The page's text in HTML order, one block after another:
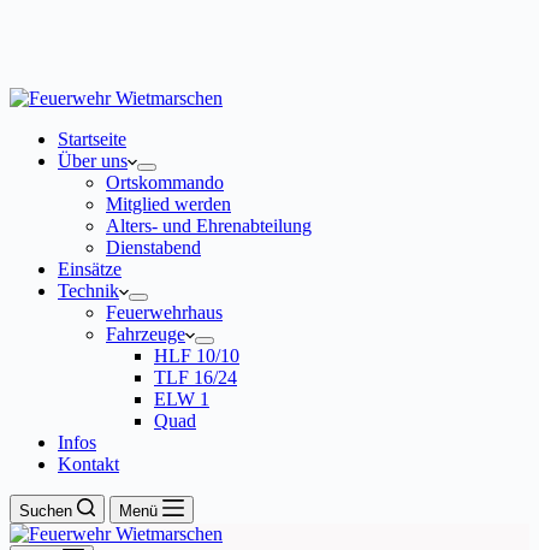
Startseite
Über uns
Ortskommando
Mitglied werden
Alters- und Ehrenabteilung
Dienstabend
Einsätze
Technik
Feuerwehrhaus
Fahrzeuge
HLF 10/10
TLF 16/24
ELW 1
Quad
Infos
Kontakt
Suchen Menü